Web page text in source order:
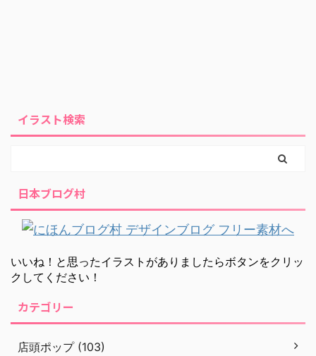
イラスト検索
日本ブログ村
いいね！と思ったイラストがありましたらボタンをクリッ
クしてください！
カテゴリー
店頭ポップ (103)